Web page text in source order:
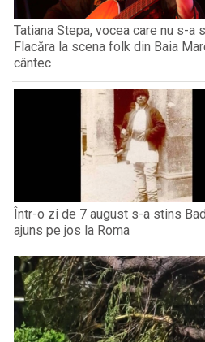
Tatiana Stepa, vocea care nu s-a
Flacăra la scena folk din Baia
cântec
Într-o zi de 7 august s-a stins
ajuns pe jos la Roma